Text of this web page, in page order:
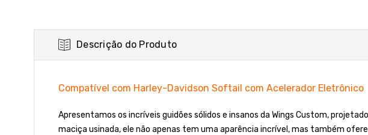
Descrição do Produto
Compatível com Harley-Davidson Softail com Acelerador Eletrônico
Apresentamos os incríveis guidões sólidos e insanos da Wings Custom,
maciça usinada, ele não apenas tem uma aparência incrível, mas também